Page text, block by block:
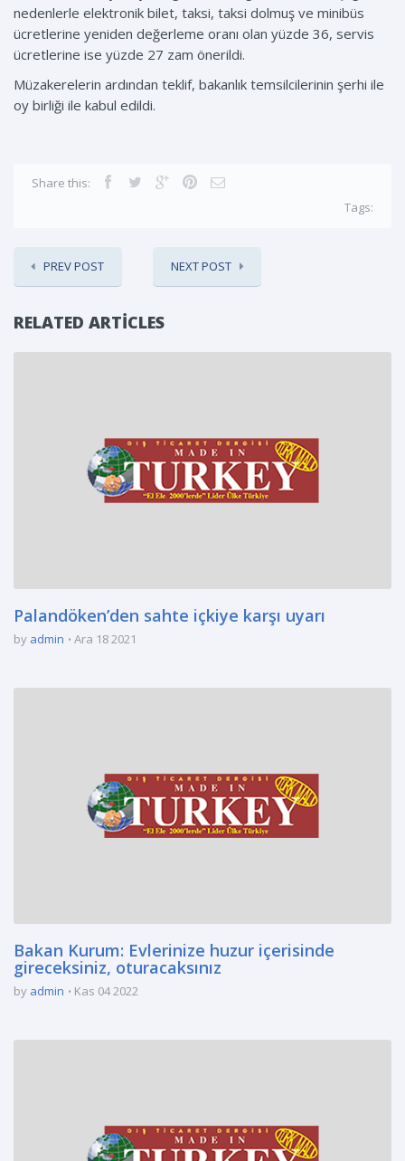
nedenlerle elektronik bilet, taksi, taksi dolmuş ve minibüs
ücretlerine yeniden değerleme oranı olan yüzde 36, servis
ücretlerine ise yüzde 27 zam önerildi.
Müzakerelerin ardından teklif, bakanlık temsilcilerinin şerhi ile
oy birliği ile kabul edildi.
Share this:
Tags:
PREV POST NEXT POST
RELATED ARTICLES
Palandöken’den sahte içkiye karşı uyarı
by admin Ara 18 2021
Bakan Kurum: Evlerinize huzur içerisinde
gireceksiniz, oturacaksınız
by admin Kas 04 2022